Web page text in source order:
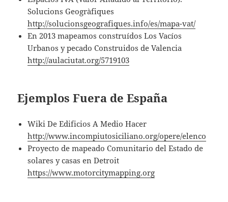
Solucions Geogràfiques
http://solucionsgeografiques.info/es/mapa-vat/
En 2013 mapeamos construídos Los Vacíos
Urbanos y pecado Construidos de Valencia
http://aulaciutat.org/5719103
EjemplosFuera de España
Wiki De Edificios A Medio Hacer
http://www.incompiutosiciliano.org/opere/elenco
Proyecto de mapeado Comunitario del Estado de
solares y casas en Detroit
https://www.motorcitymapping.org